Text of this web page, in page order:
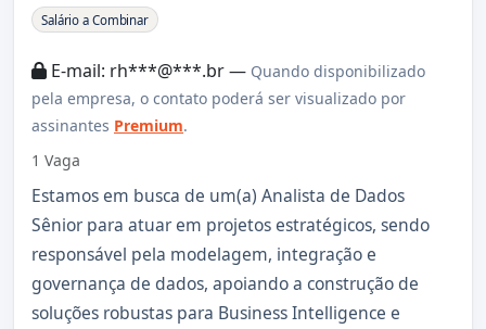
Sobre a Vaga
Salário a Combinar
E-mail: rh***@***.br — Quando disponibilizado
pela empresa, o contato poderá ser visualizado por
assinantes Premium.
1 Vaga
Estamos em busca de um(a) Analista de Dados
Sênior para atuar em projetos estratégicos, sendo
responsável pela modelagem, integração e
governança de dados, apoiando a construção de
soluções robustas para Business Intelligence e